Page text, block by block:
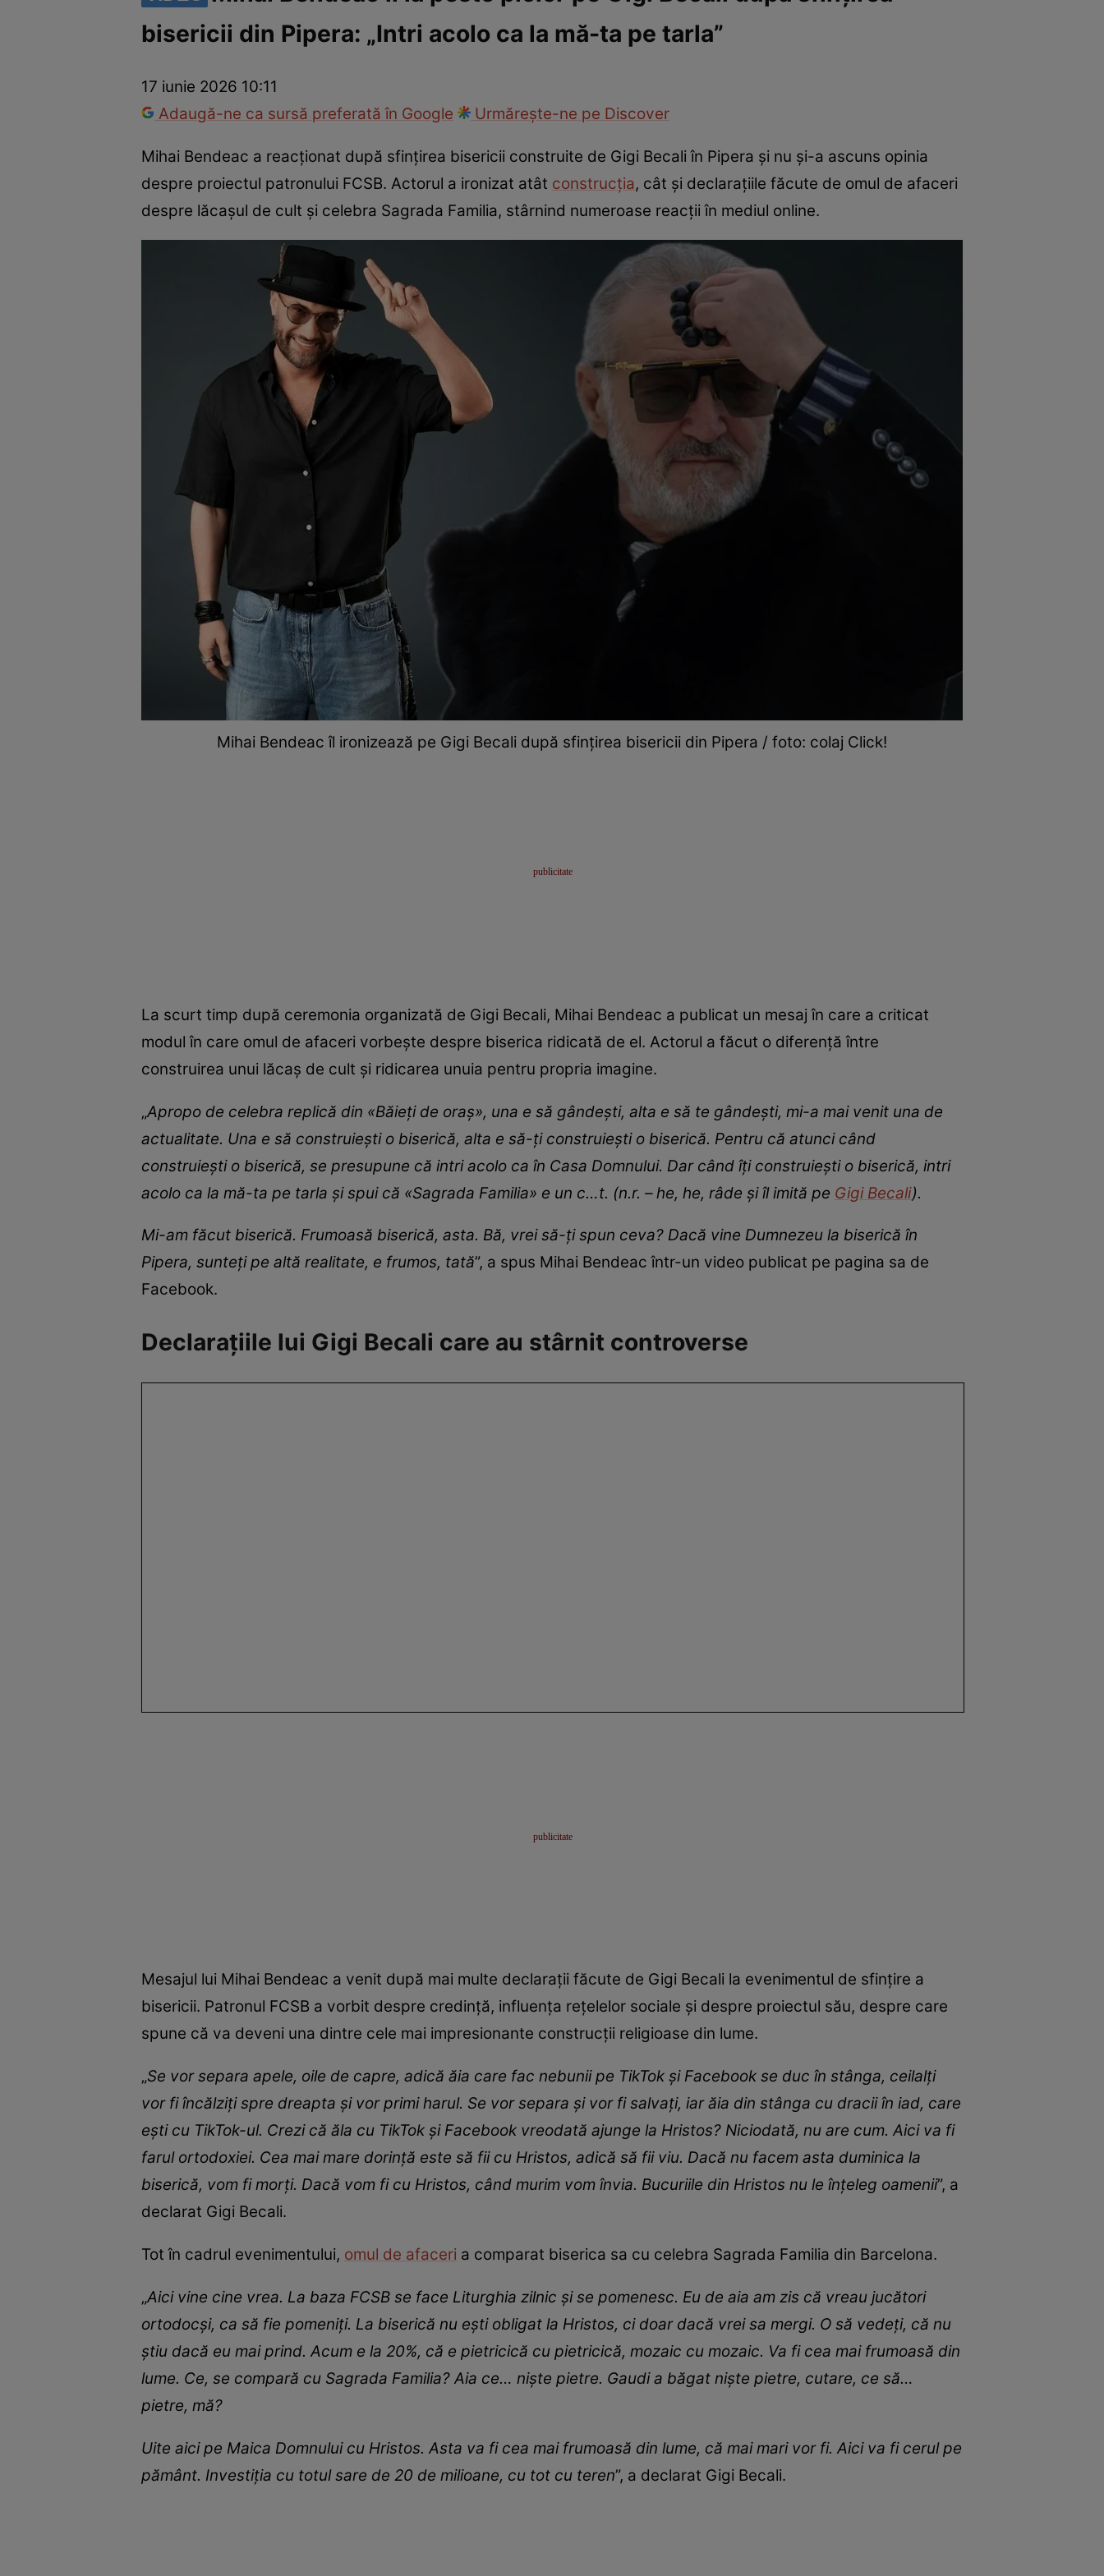
Vedete internaționaleVedete româneștiInterviurile Click!Paparazzii Click!
bisericii din Pipera: „Intri acolo ca la mă-ta pe tarla”
17 iunie 2026 10:11
Adaugă-ne ca sursă preferată în Google
Urmărește-ne pe Discover
Mihai Bendeac a reacționat după sfințirea bisericii construite de Gigi Becali în Pipera și nu și-a ascuns opinia
despre proiectul patronului FCSB. Actorul a ironizat atât construcția, cât și declarațiile făcute de omul de afaceri
despre lăcașul de cult și celebra Sagrada Familia, stârnind numeroase reacții în mediul online.
Mihai Bendeac îl ironizează pe Gigi Becali după sfințirea bisericii din Pipera / foto: colaj Click!
La scurt timp după ceremonia organizată de Gigi Becali, Mihai Bendeac a publicat un mesaj în care a criticat
modul în care omul de afaceri vorbește despre biserica ridicată de el. Actorul a făcut o diferență între
construirea unui lăcaș de cult și ridicarea unuia pentru propria imagine.
„Apropo de celebra replică din «Băieți de oraș», una e să gândești, alta e să te gândești, mi-a mai venit una de
actualitate. Una e să construiești o biserică, alta e să-ți construiești o biserică. Pentru că atunci când
construiești o biserică, se presupune că intri acolo ca în Casa Domnului. Dar când îți construiești o biserică, intri
acolo ca la mă-ta pe tarla și spui că «Sagrada Familia» e un c…t. (n.r. – he, he, râde și îl imită pe Gigi Becali).
Mi-am făcut biserică. Frumoasă biserică, asta. Bă, vrei să-ți spun ceva? Dacă vine Dumnezeu la biserică în
Pipera, sunteți pe altă realitate, e frumos, tată”, a spus Mihai Bendeac într-un video publicat pe pagina sa de
Facebook.
Declarațiile lui Gigi Becali care au stârnit controverse
Mesajul lui Mihai Bendeac a venit după mai multe declarații făcute de Gigi Becali la evenimentul de sfințire a
bisericii. Patronul FCSB a vorbit despre credință, influența rețelelor sociale și despre proiectul său, despre care
spune că va deveni una dintre cele mai impresionante construcții religioase din lume.
„Se vor separa apele, oile de capre, adică ăia care fac nebunii pe TikTok şi Facebook se duc în stânga, ceilalţi
vor fi încălziţi spre dreapta şi vor primi harul. Se vor separa şi vor fi salvaţi, iar ăia din stânga cu dracii în iad, care
eşti cu TikTok-ul. Crezi că ăla cu TikTok şi Facebook vreodată ajunge la Hristos? Niciodată, nu are cum. Aici va fi
farul ortodoxiei. Cea mai mare dorinţă este să fii cu Hristos, adică să fii viu. Dacă nu facem asta duminica la
biserică, vom fi morţi. Dacă vom fi cu Hristos, când murim vom învia. Bucuriile din Hristos nu le înţeleg oamenii”, a
declarat Gigi Becali.
Tot în cadrul evenimentului, omul de afaceri a comparat biserica sa cu celebra Sagrada Familia din Barcelona.
„Aici vine cine vrea. La baza FCSB se face Liturghia zilnic şi se pomenesc. Eu de aia am zis că vreau jucători
ortodocşi, ca să fie pomeniţi. La biserică nu eşti obligat la Hristos, ci doar dacă vrei sa mergi. O să vedeţi, că nu
ştiu dacă eu mai prind. Acum e la 20%, că e pietricică cu pietricică, mozaic cu mozaic. Va fi cea mai frumoasă din
lume. Ce, se compară cu Sagrada Familia? Aia ce… nişte pietre. Gaudi a băgat nişte pietre, cutare, ce să…
pietre, mă?
Uite aici pe Maica Domnului cu Hristos. Asta va fi cea mai frumoasă din lume, că mai mari vor fi. Aici va fi cerul pe
pământ. Investiţia cu totul sare de 20 de milioane, cu tot cu teren”, a declarat Gigi Becali.